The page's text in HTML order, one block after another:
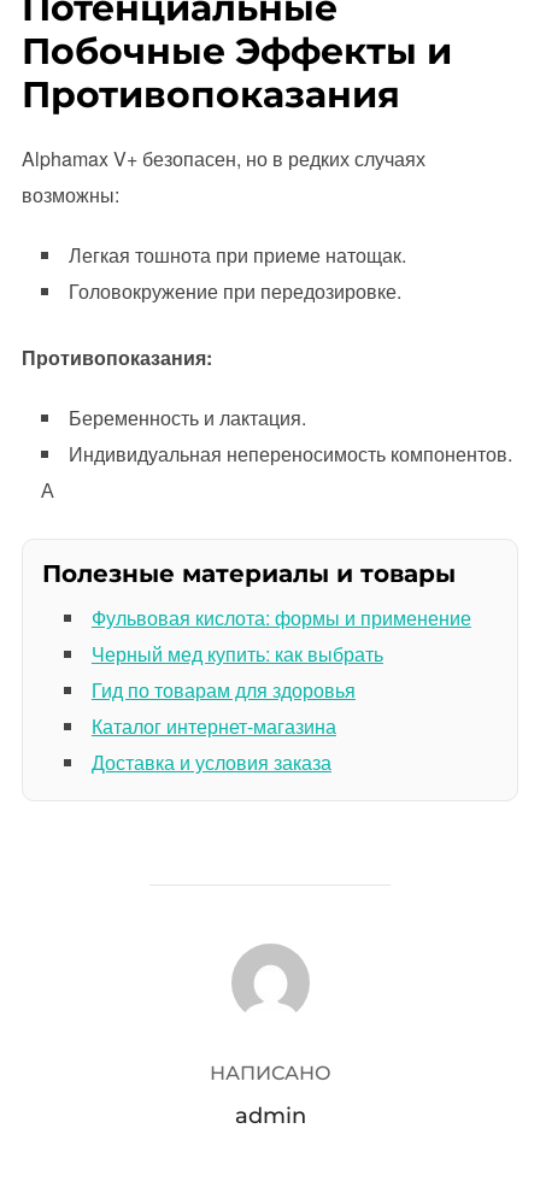
Побочные Эффекты и
Противопоказания
Alphamax V+ безопасен, но в редких случаях
возможны:
Легкая тошнота при приеме натощак.
Головокружение при передозировке.
Противопоказания:
Беременность и лактация.
Индивидуальная непереносимость компонентов.
А
Полезные материалы и товары
Фульвовая кислота: формы и применение
Черный мед купить: как выбрать
Гид по товарам для здоровья
Каталог интернет-магазина
Доставка и условия заказа
АВТОР ЗАПИСИ
НАПИСАНО
admin